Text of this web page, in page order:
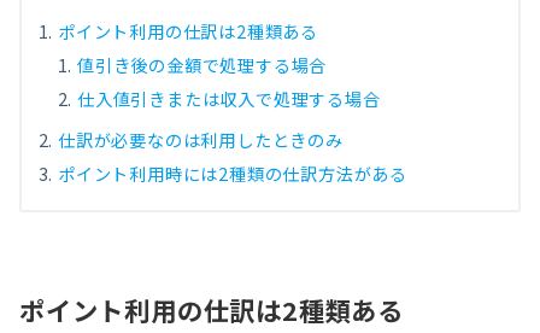
ポイント利用の仕訳は2種類ある
値引き後の金額で処理する場合
仕入値引きまたは収入で処理する場合
仕訳が必要なのは利用したときのみ
ポイント利用時には2種類の仕訳方法がある
ポイント利用の仕訳は2種類ある